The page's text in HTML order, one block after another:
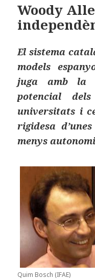
Woody
El sistema
models
juga amb la
potencial
universitats i
rigidesa
menys
Quim Bosch (IFAE)